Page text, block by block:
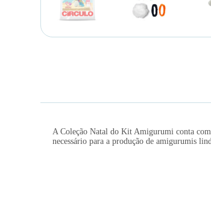
A Coleção Natal do Kit Amigurumi conta
necessário para a produção de amigurumis